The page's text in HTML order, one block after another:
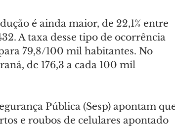
é ainda maior, de 22,1% entre
A taxa desse tipo de ocorrência
79,8/100 mil habitantes. No
de 176,3 a cada 100 mil
Pública (Sesp) apontam
e roubos de celulares apontado